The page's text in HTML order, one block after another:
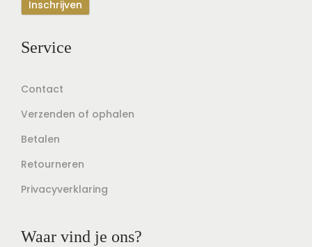
Service
Contact
Verzenden of ophalen
Betalen
Retourneren
Privacyverklaring
Waar vind je ons?